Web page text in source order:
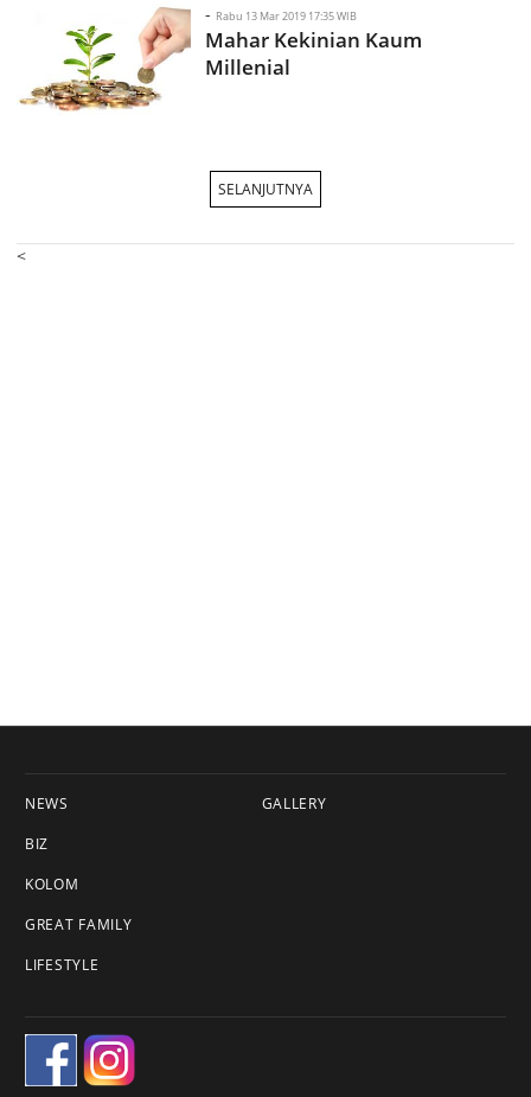
- Rabu 13 Mar 2019 17:35 WIB
Mahar Kekinian Kaum
Millenial
SELANJUTNYA
<
NEWS
BIZ
KOLOM
GREAT FAMILY
LIFESTYLE
GALLERY